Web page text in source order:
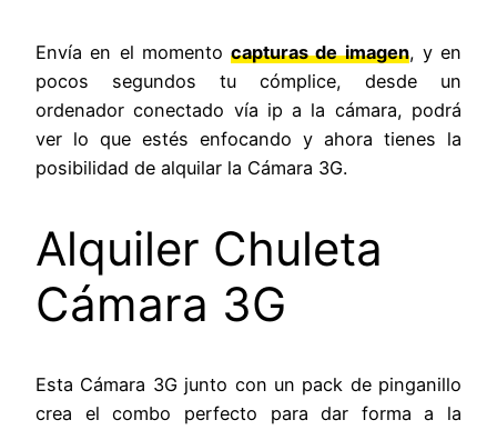
Envía en el momento capturas de imagen, y en
pocos segundos tu cómplice, desde un
ordenador conectado vía ip a la cámara, podrá
ver lo que estés enfocando y ahora tienes la
posibilidad de alquilar la Cámara 3G.
Alquiler Chuleta
Cámara 3G
Esta Cámara 3G junto con un pack de pinganillo
crea el combo perfecto para dar forma a la